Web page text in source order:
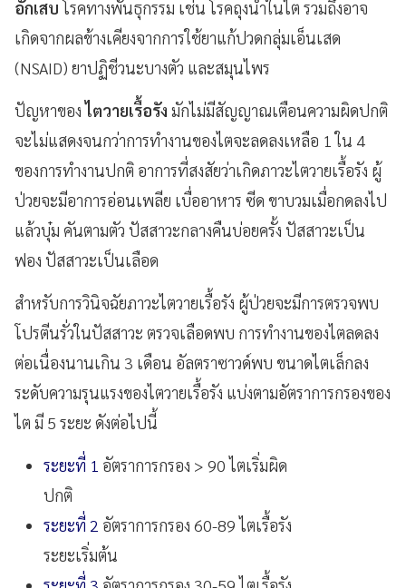
อักเสบโรคทางพันธุกรรม เช่น โรคถุงน้ำในไต รวมถึงอาจ
เกิดจากผลข้างเคียงจากการใช้ยาแก้ปวดกลุ่มเอ็นเสด
(NSAID) ยาปฏิชีวนะบางตัว และสมุนไพร
ปัญหาของไตวายเรื้อรัง มักไม่มีสัญญาณเตือนความผิดปกติ
จะไม่แสดงจนกว่าการทำงานของไตจะลดลงเหลือ 1 ใน 4
ของการทำงานปกติ อาการที่สงสัยว่าเกิดภาวะไตวายเรื้อรัง ผู้
ป่วยจะมีอาการอ่อนเพลีย เบื่ออาหาร ซีด ขาบวมเมื่อกดลงไป
แล้วบุ๋ม คันตามตัว ปัสสาวะกลางคืนบ่อยครั้ง ปัสสาวะเป็น
ฟอง ปัสสาวะเป็นเลือด
สำหรับการวินิจฉัยภาวะไตวายเรื้อรัง ผู้ป่วยจะมีการตรวจพบ
โปรตีนรั่วในปัสสาวะ ตรวจเลือดพบ การทำงานของไตลดลง
ต่อเนื่องนานเกิน 3 เดือน อัลตราซาวด์พบ ขนาดไตเล็กลง
ระดับความรุนแรงของไตวายเรื้อรัง แบ่งตามอัตราการกรองของ
ไต มี 5 ระยะ ดังต่อไปนี้
ระยะที่ 1 อัตราการกรอง > 90 ไตเริ่มผิด
ปกติ
ระยะที่ 2 อัตราการกรอง 60-89 ไตเรื้อรัง
ระยะเริ่มต้น